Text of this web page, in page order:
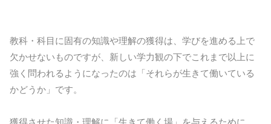
教科・科目に固有の知識や理解の獲得は、学びを進める上で
欠かせないものですが、新しい学力観の下でこれまで以上に
強く問われるようになったのは「それらが生きて働いている
かどうか」です。